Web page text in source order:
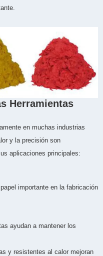
Herramientas
en muchas industrias
y la precisión son
aplicaciones principales:
importante en la fabricación
ayudan a mantener los
y resistentes al calor mejoran